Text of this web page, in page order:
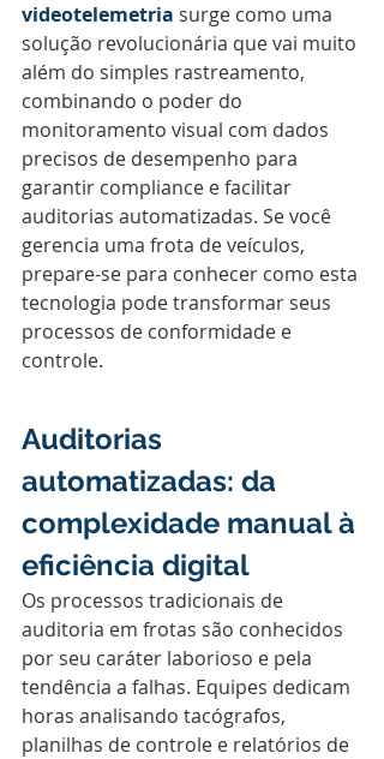
videotelemetria surge como uma
solução revolucionária que vai muito
além do simples rastreamento,
combinando o poder do
monitoramento visual com dados
precisos de desempenho para
garantir compliance e facilitar
auditorias automatizadas. Se você
gerencia uma frota de veículos,
prepare-se para conhecer como esta
tecnologia pode transformar seus
processos de conformidade e
controle.
Auditorias
automatizadas: da
complexidade manual à
eficiência digital
Os processos tradicionais de
auditoria em frotas são conhecidos
por seu caráter laborioso e pela
tendência a falhas. Equipes dedicam
horas analisando tacógrafos,
planilhas de controle e relatórios de